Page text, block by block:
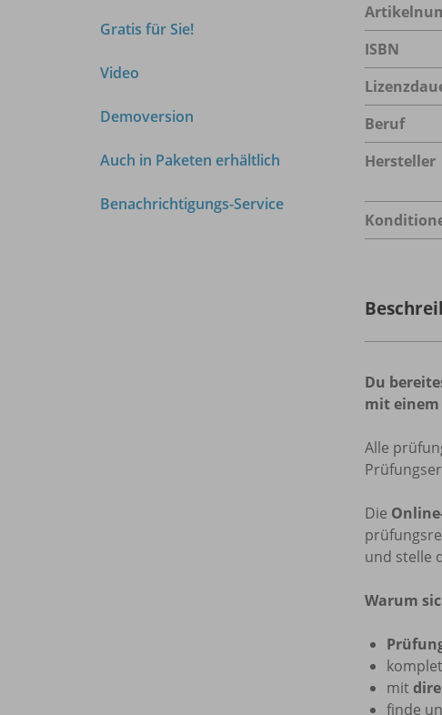
Gratis für Sie!
Video
Demoversion
Auch in Paketen erhältlich
Benachrichtigungs-Service
ISBN
Beruf
Hersteller
Du
mit einem
Alle
Die O
und stelle
Warum
mit
finde